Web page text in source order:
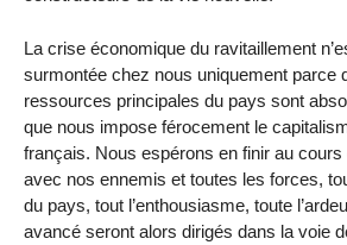
La crise économique du ravitaillement
surmontée chez nous uniquement parce
ressources principales du pays sont
que nous impose férocement le
français. Nous espérons en finir au
avec nos ennemis et toutes les forces,
du pays, tout l’enthousiasme, toute
avancé seront alors dirigés dans la voie